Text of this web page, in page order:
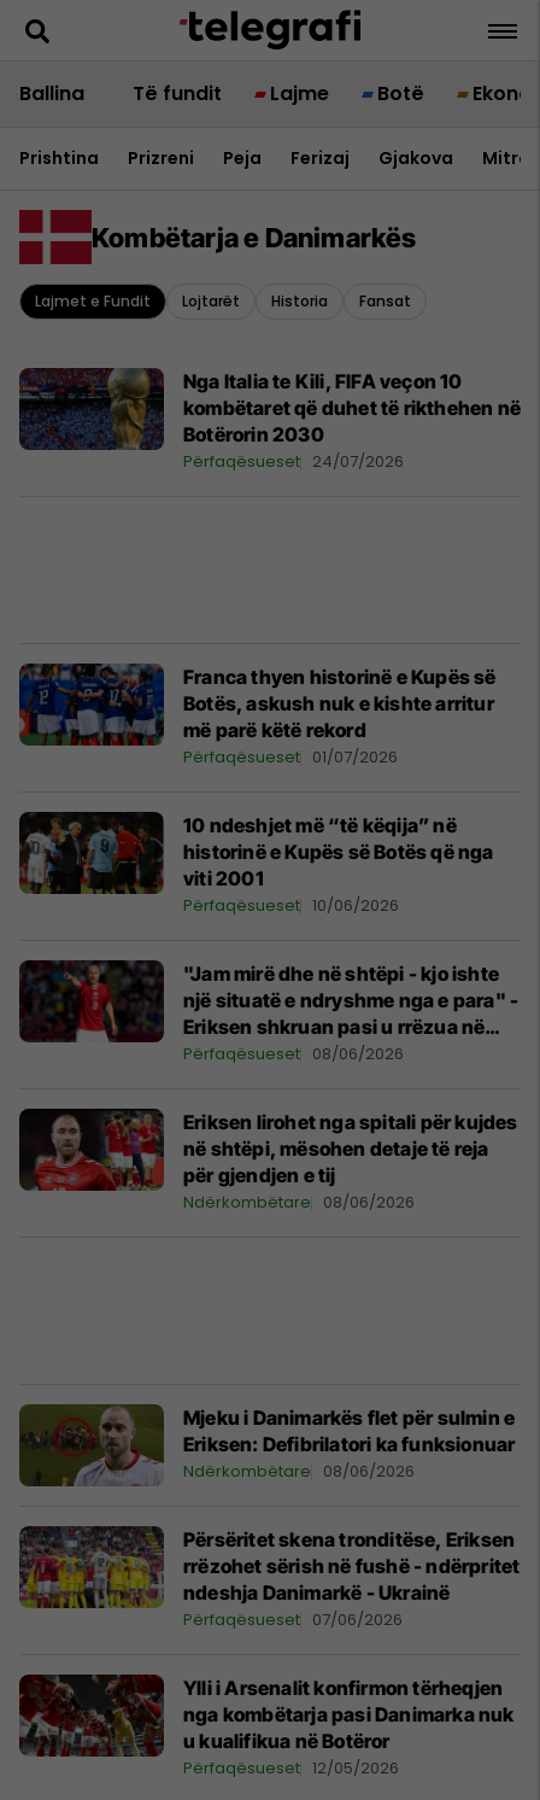
Ballina Të fundit Lajme Botë
Prishtina Prizreni Peja Ferizaj Gjakova
Kombëtarja e Danimarkës
Lajmet e Fundit Lojtarët Historia Fansat
Nga Italia te Kili, FIFA veçon 10
kombëtaret që duhet të rikthehen në
Botërorin 2030
Përfaqësueset 24/07/2026
Franca thyen historinë e Kupës së
Botës, askush nuk e kishte arritur
më parë këtë rekord
Përfaqësueset 01/07/2026
10 ndeshjet më “të këqija” në
historinë e Kupës së Botës që nga
viti 2001
Përfaqësueset 10/06/2026
"Jam mirë dhe në shtëpi - kjo ishte
një situatë e ndryshme nga e para" -
Eriksen shkruan pasi u rrëzua në
fushë sërish
Përfaqësueset 08/06/2026
Eriksen lirohet nga spitali për kujdes
në shtëpi, mësohen detaje të reja
për gjendjen e tij
Ndërkombëtare 08/06/2026
Mjeku i Danimarkës flet për sulmin e
Eriksen: Defibrilatori ka funksionuar
Ndërkombëtare 08/06/2026
Përsëritet skena tronditëse, Eriksen
rrëzohet sërish në fushë - ndërpritet
ndeshja Danimarkë - Ukrainë
Përfaqësueset 07/06/2026
Ylli i Arsenalit konfirmon tërheqjen
nga kombëtarja pasi Danimarka nuk
u kualifikua në Botëror
Përfaqësueset 12/05/2026